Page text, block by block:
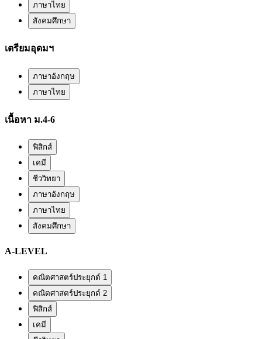
ภาษาไทย
สังคมศึกษา
เตรียมอุดมฯ
ภาษาอังกฤษ
ภาษาไทย
เนื้อหา ม.4-6
ฟิสิกส์
เคมี
ชีววิทยา
ภาษาอังกฤษ
ภาษาไทย
สังคมศึกษา
A-LEVEL
คณิตศาสตร์ประยุกต์ 1
คณิตศาสตร์ประยุกต์ 2
ฟิสิกส์
เคมี